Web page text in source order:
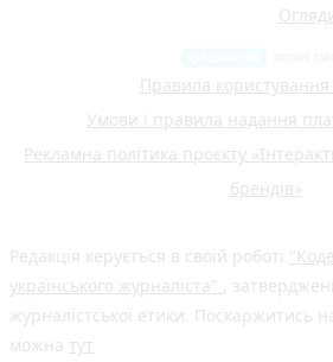
Правила
Умови і правила надання
Рекламна політика проєкту
брендів»
Редакція керується в своїй роботі
українського журналіста" ,
журналістської етики. Поскаржитись на
можна тут